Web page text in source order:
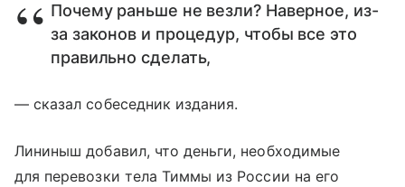
Почему раньше не везли? Наверное, из-
за законов и процедур, чтобы все это
правильно сделать,
— сказал собеседник издания.
Лининыш добавил, что деньги, необходимые
для перевозки тела Тиммы из России на его